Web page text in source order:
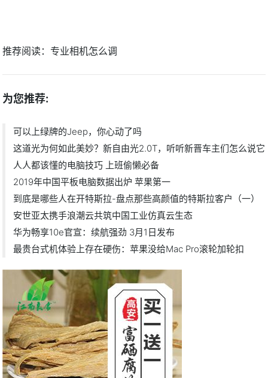
推荐阅读： 专业相机怎么调
为您推荐:
可以上绿牌的Jeep，你心动了吗
这道光为何如此美妙？新自由光2.0T，听听新晋车主们怎么说它
人人都该懂的电脑技巧 上班偷懒必备
2019年中国平板电脑数据出炉 苹果第一
到底是哪些人在开特斯拉-盘点那些高颜值的特斯拉客户（一）
安世亚太携手浪潮云共筑中国工业仿真云生态
华为畅享10e官宣：续航强劲 3月1日发布
最贵台式机体验上存在硬伤：苹果没给Mac Pro滚轮加轮扣